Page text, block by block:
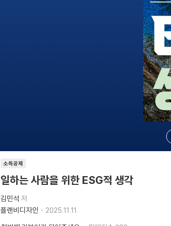
소득공제
일하는 사람을 위한 ESG적 생각
김민석 저
플랜비디자인
2025.11.11.